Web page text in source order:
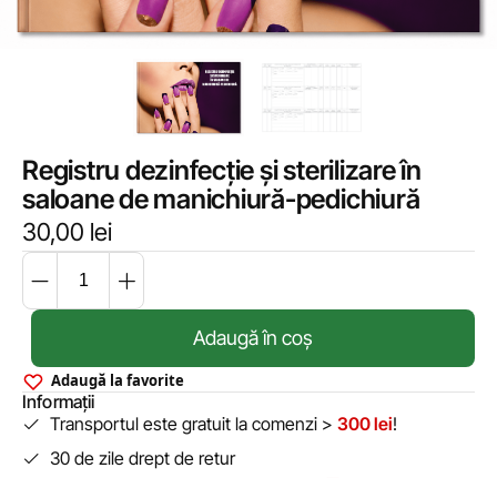
Registru dezinfecție și sterilizare în
saloane de manichiură-pedichiură
30,00 lei
Adaugă în coș
Adaugă la favorite
Informații
Transportul este gratuit la comenzi > 300 lei!
30 de zile drept de retur